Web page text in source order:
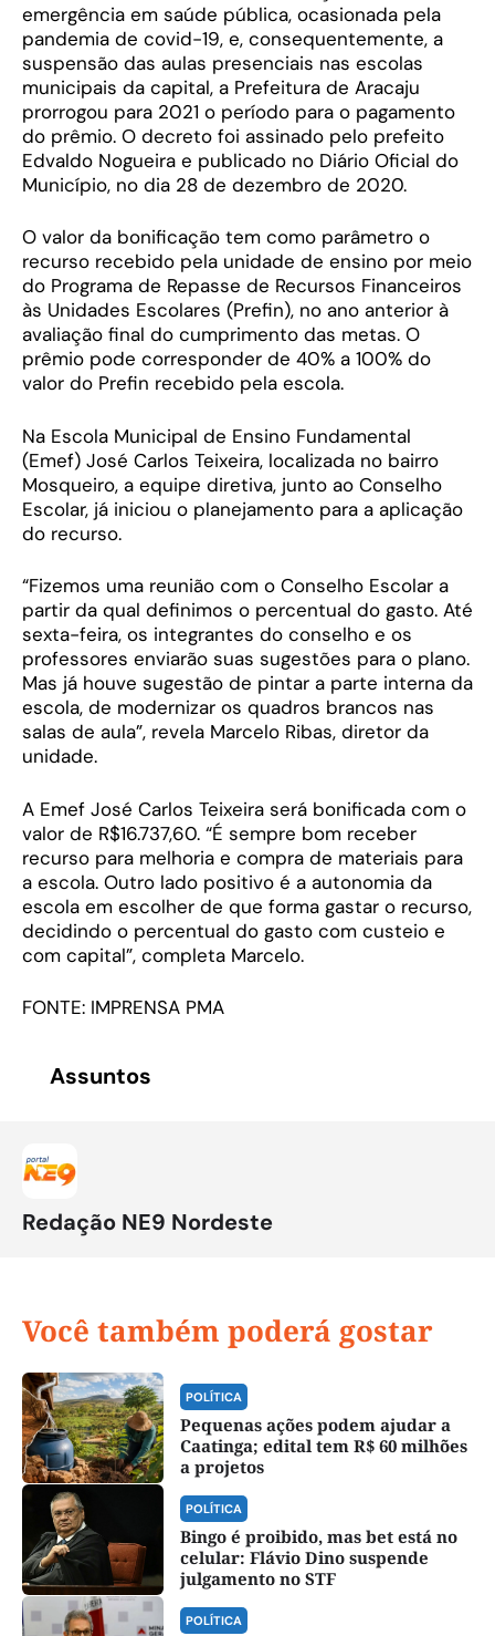
emergência em saúde pública, ocasionada pela
pandemia de covid-19, e, consequentemente, a
suspensão das aulas presenciais nas escolas
municipais da capital, a Prefeitura de Aracaju
prorrogou para 2021 o período para o pagamento
do prêmio. O decreto foi assinado pelo prefeito
Edvaldo Nogueira e publicado no Diário Oficial do
Município, no dia 28 de dezembro de 2020.
O valor da bonificação tem como parâmetro o
recurso recebido pela unidade de ensino por meio
do Programa de Repasse de Recursos Financeiros
às Unidades Escolares (Prefin), no ano anterior à
avaliação final do cumprimento das metas. O
prêmio pode corresponder de 40% a 100% do
valor do Prefin recebido pela escola.
Na Escola Municipal de Ensino Fundamental
(Emef) José Carlos Teixeira, localizada no bairro
Mosqueiro, a equipe diretiva, junto ao Conselho
Escolar, já iniciou o planejamento para a aplicação
do recurso.
“Fizemos uma reunião com o Conselho Escolar a
partir da qual definimos o percentual do gasto. Até
sexta-feira, os integrantes do conselho e os
professores enviarão suas sugestões para o plano.
Mas já houve sugestão de pintar a parte interna da
escola, de modernizar os quadros brancos nas
salas de aula”, revela Marcelo Ribas, diretor da
unidade.
A Emef José Carlos Teixeira será bonificada com o
valor de R$16.737,60. “É sempre bom receber
recurso para melhoria e compra de materiais para
a escola. Outro lado positivo é a autonomia da
escola em escolher de que forma gastar o recurso,
decidindo o percentual do gasto com custeio e
com capital”, completa Marcelo.
FONTE: IMPRENSA PMA
Assuntos
Redação NE9 Nordeste
Você também poderá gostar
POLÍTICA
Pequenas ações podem ajudar a
Caatinga; edital tem R$ 60 milhões
a projetos
POLÍTICA
Bingo é proibido, mas bet está no
celular: Flávio Dino suspende
julgamento no STF
POLÍTICA